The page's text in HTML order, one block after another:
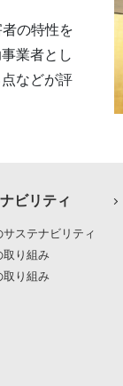
の特性を
業者とし
などが評
ビリティ
サステナビリティ
取り組み
取り組み